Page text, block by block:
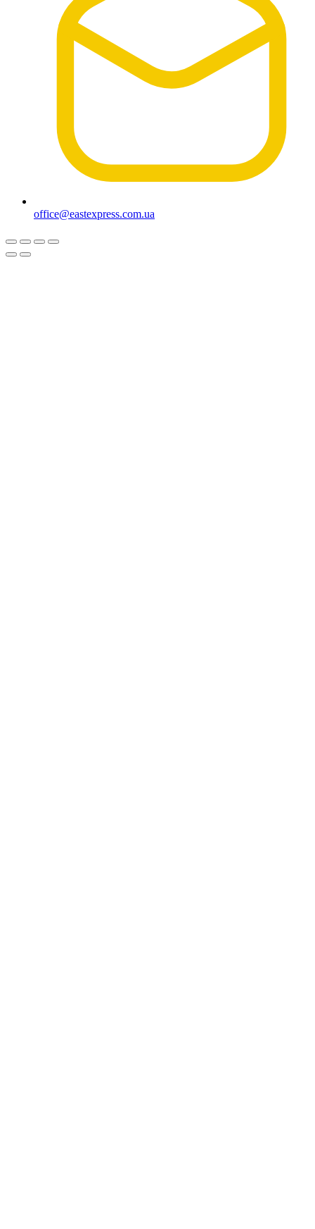
office@eastexpress.com.ua